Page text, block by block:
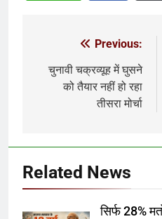
navigation
Previous:
चुनावी चक्रव्यूह में घुसने
को तैयार नहीं हो रहा
तीसरा मोर्चा
Related News
सिर्फ 28%